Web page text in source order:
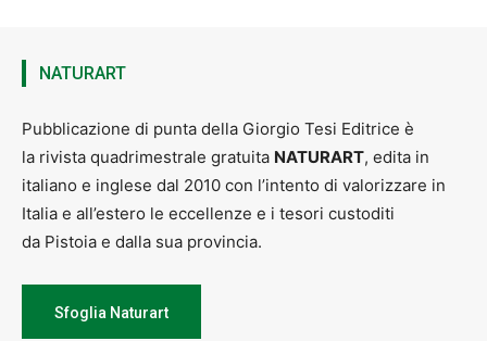
NATURART
Pubblicazione di punta della Giorgio Tesi Editrice è
la rivista quadrimestrale gratuita NATURART, edita in
italiano e inglese dal 2010 con l’intento di valorizzare in
Italia e all’estero le eccellenze e i tesori custoditi
da Pistoia e dalla sua provincia.
Sfoglia Naturart